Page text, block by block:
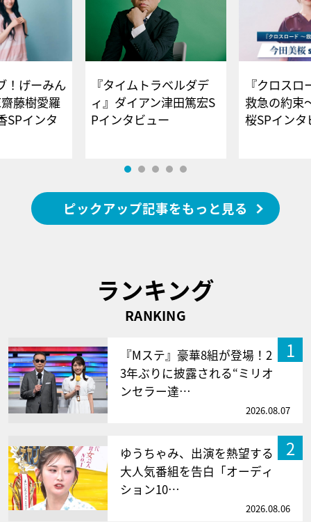
！げーみん
藤樹愛羅
SPインタ
『タイムトラベルダデ
ィ』ダイアン津田篤宏S
Pインタビュー
『クロス
救急の約束
桜SPイ
ピックアップ記事をもっと見る
ランキング
RANKING
1
『Mステ』豪華8組が登場！2
3年ぶりに披露される“ミリオ
ンセラー達…
2026.08.07
2
ゆうちゃみ、出演を熱望する
大人気番組を告白「オーディ
ション10…
2026.08.06